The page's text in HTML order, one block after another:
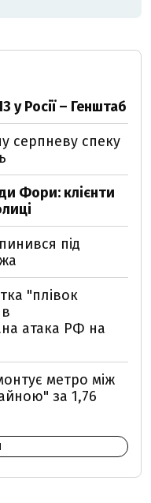
у Росії – Генштаб
серпневу спеку
Фори: клієнти
під
"плівок
атака РФ на
метро між
за 1,76